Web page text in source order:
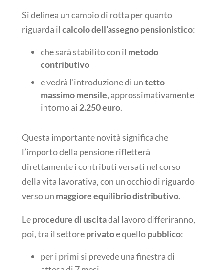
Si delinea un cambio di rotta per quanto
riguarda il calcolo dell’assegno pensionistico:
che sarà stabilito con il metodo
contributivo
e vedrà l’introduzione di untetto
massimo mensile, approssimativamente
intorno ai2.250 euro.
Questa importante novità significa che
l’importo della pensione rifletterà
direttamente i contributi versati nel corso
della vita lavorativa, con un occhio di riguardo
verso un maggiore equilibrio distributivo.
Leprocedure di uscitadal lavoro differiranno,
poi, tra il settoreprivatoe quellopubblico:
per i primi si prevede una finestra di